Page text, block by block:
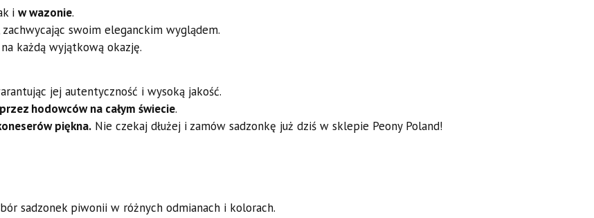
i w wazonie.
zachwycając swoim eleganckim wyglądem.
każdą wyjątkową okazję.
jej autentyczność i wysoką jakość.
hodowców na całym świecie.
piękna. Nie czekaj dłużej i zamów sadzonkę już dziś w sklepie Peony Poland!
sadzonek piwonii w różnych odmianach i kolorach.